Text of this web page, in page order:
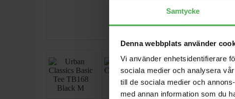
Samtycke
Denna webbplats använder
Vi använder enhetsidentifierare
sociala medier och analysera
till de sociala medier och
med annan information som du